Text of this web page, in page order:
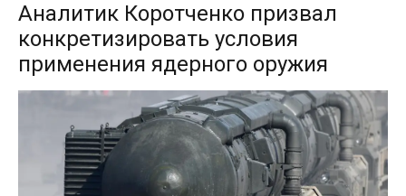
Аналитик Коротченко призвал
конкретизировать условия
применения ядерного оружия